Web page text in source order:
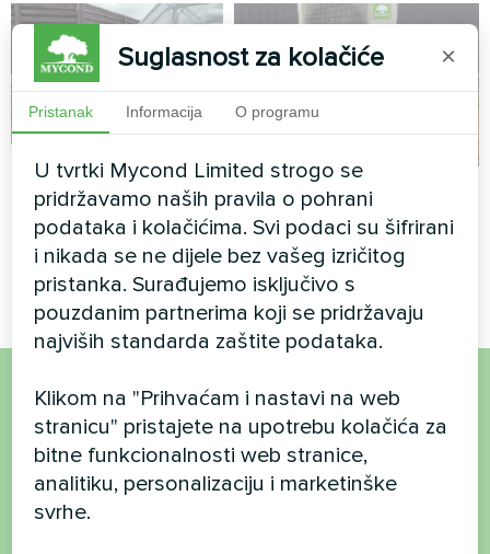
Staklenik
Toplinska pumpa Mycond
Hevi MHS N18 HH
Privatna kuća
Split toplinska pumpa serije
Hotstar
Želite kupiti ili imate
pitanja?
Kontaktirajte nas i mi ćemo vam pomoći
Suglasnost za kolačiće ×
Pristanak Informacija O programu
U tvrtki Mycond Limited strogo se
pridržavamo naših pravila o pohrani
podataka i kolačićima. Svi podaci su šifrirani
i nikada se ne dijele bez vašeg izričitog
pristanka. Surađujemo isključivo s
pouzdanim partnerima koji se pridržavaju
najviših standarda zaštite podataka.
Klikom na "Prihvaćam i nastavi na web
stranicu" pristajete na upotrebu kolačića za
bitne funkcionalnosti web stranice,
analitiku, personalizaciju i marketinške
svrhe.